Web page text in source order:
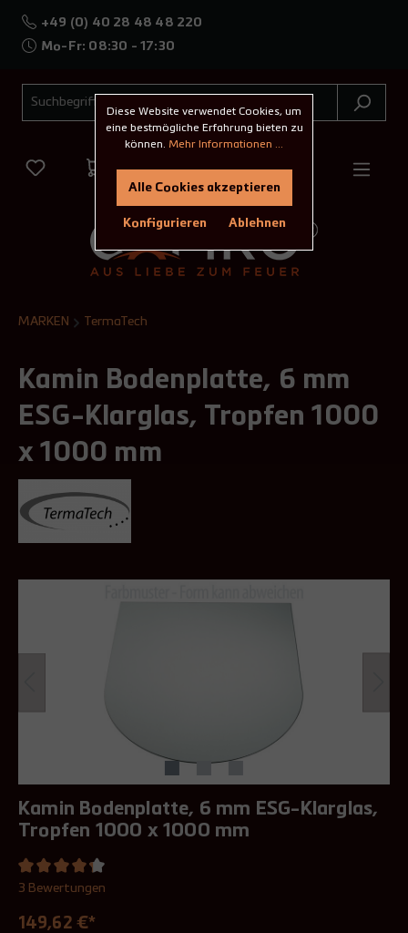
+49 (0) 40 28 48 48 220
Mo-Fr: 08:30 - 17:30
MARKEN TermaTech
Kamin Bodenplatte, 6 mm
ESG-Klarglas, Tropfen 1000
x 1000 mm
Kamin Bodenplatte, 6 mm ESG-Klarglas,
Tropfen 1000 x 1000 mm
3 Bewertungen
149,62 €*
Diese Website verwendet Cookies, um
eine bestmögliche Erfahrung bieten zu
können. Mehr Informationen ...
Ablehnen
Konfigurieren
Alle Cookies akzeptieren